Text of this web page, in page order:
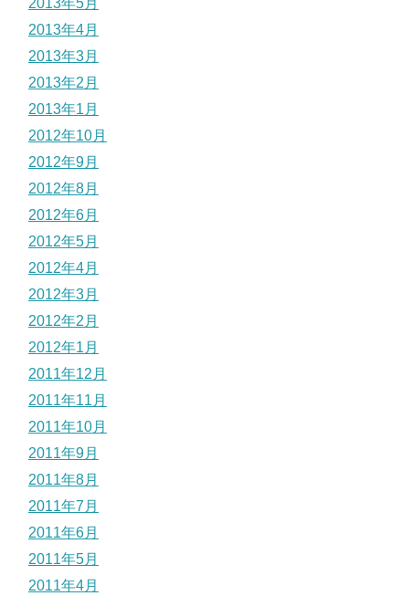
2013年4月
2013年3月
2013年2月
2013年1月
2012年10月
2012年9月
2012年8月
2012年6月
2012年5月
2012年4月
2012年3月
2012年2月
2012年1月
2011年12月
2011年11月
2011年10月
2011年9月
2011年8月
2011年7月
2011年6月
2011年5月
2011年4月